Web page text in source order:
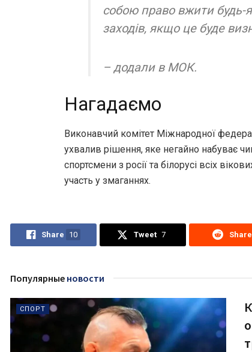
собою право вжити будь-
заходів, якщо це буде
– додали в МОК.
Нагадаємо
Виконавчий комітет Міжнародної
ухвалив рішення, яке негайно набуває
спортсмени з росії та білорусі всіх
участь у змаганнях.
Share 10 Tweet 7 Share
Популярные новости
СПОРТ